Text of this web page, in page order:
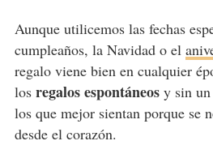
Aunque utilicemos las fechas
cumpleaños, la Navidad o el
regalo viene bien en cualquier
los regalos espontáneosy sin un
los que mejor sientan porque se
desde el corazón.